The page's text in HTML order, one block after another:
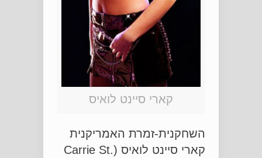
קארי סיינט לואיס
השחקנית-זמרת האמריקנית
קארי סיינט לואיס (Carrie St.